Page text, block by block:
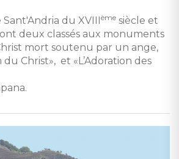
du XVIIIème siècle et
deux classés aux monuments
mort soutenu par un ange,
Christ», et «L’Adoration des